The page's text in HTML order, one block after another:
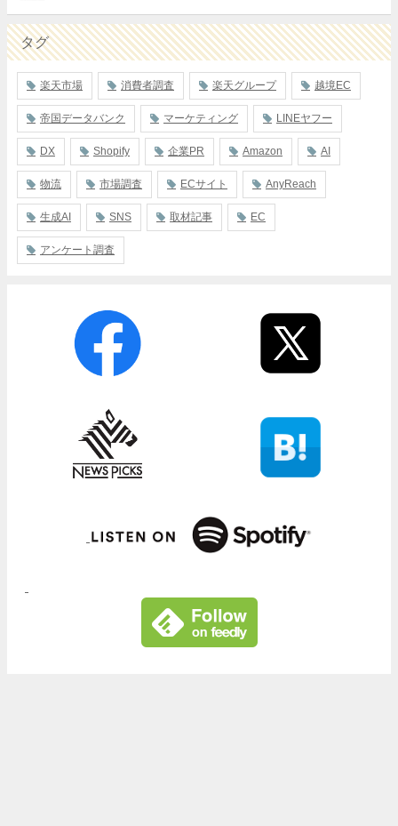
タグ
楽天市場 消費者調査 楽天グループ 越境EC
帝国データバンク マーケティング LINEヤフー
DX Shopify 企業PR Amazon AI
物流 市場調査 ECサイト AnyReach
生成AI SNS 取材記事 EC
アンケート調査